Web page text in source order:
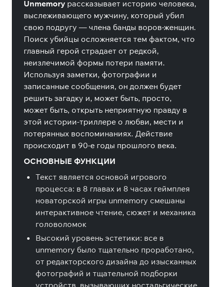
Unmemory рассказывает историю человека,
выслеживающего мужчину, который убил
свою подругу — члена банды воров-женщин.
Поиск убийцы осложняется тем фактом, что
главный герой страдает от редкой,
неизлечимой формы потери памяти.
Используя заметки, фотографии и
записанные сообщения, он должен будет
решить загадку и, может быть, просто,
может быть, открыть неприятную правду в
этой истории-триллере о любви, мести и
потерянных воспоминаниях. Действие
происходит в 90-е годы прошлого века.
ОСНОВНЫЕ ФУНКЦИИ
Текст является основой игрового
процесса: в 8 главах и 8 часах геймплея
новаторской игры unmemory смешаны
интерактивное чтение, сюжет и механика
головоломок
Высокий уровень эстетики: все в
unmemory было тщательно проработано,
от редакторского дизайна до изысканных
фотографий и тщательной подборки
устройств, вызывающих ностальгические